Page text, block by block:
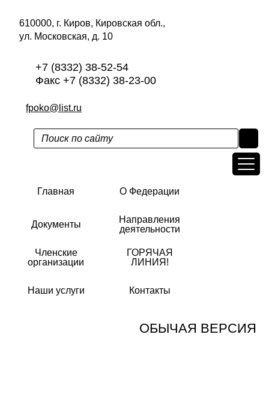
610000, г. Киров, Кировская обл.,
ул. Московская, д. 10
+7 (8332) 38-52-54
Факс +7 (8332) 38-23-00
fpoko@list.ru
Главная О Федерации
Документы
Направления
деятельности
Членские
организации
ГОРЯЧАЯ
ЛИНИЯ!
Наши услуги Контакты
ОБЫЧАЯ ВЕРСИЯ